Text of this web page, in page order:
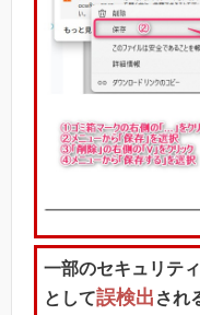
一部のセキュリテ
として誤検出 され